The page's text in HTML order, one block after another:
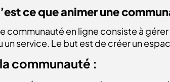
ce queanimer une
communauté en ligne consiste à
un service. Le but est de créer un
communauté :